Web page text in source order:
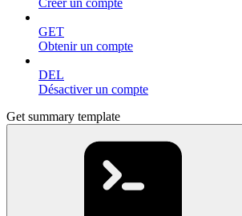
GET
Obtenir un compte
DEL
Désactiver un compte
Get summary template